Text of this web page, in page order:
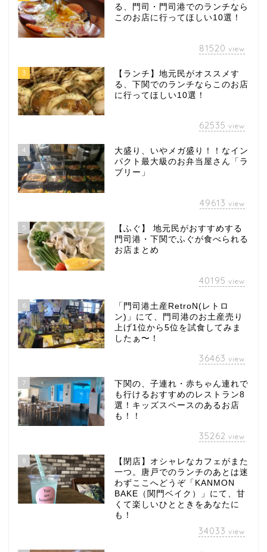
る、門司・門司港でのランチなら
このお店に行ってほしい10選！
81520 view
3
【ランチ】地元民がオススメす
る、下関でのランチならこのお店
に行ってほしい10選！
62535 view
4
大盛り、いやメガ盛り！！なイン
パクト最大級のお弁当屋さん「ラ
ブリー」
49613 view
5
【ふぐ】 地元民がおすすめする
門司港・下関でふぐが食べられる
お店まとめ
40195 view
6
「門司港土産RetroN(レトロ
ン)」にて、門司港のお土産売り
上げ1位から5位を試食してみま
したぁ〜！
36463 view
7
下関の、子連れ・赤ちゃん連れで
も行けるおすすめのレストラン8
選！キッズスペースのあるお店
も！！
35262 view
8
【閉店】オシャレなカフェがまた
一つ。唐戸でのランチのあとは迷
わずここへどうぞ「KANMON
BAKE（関門ベイク）」にて、甘
くて楽しいひとときをあなたに
も！
34033 view